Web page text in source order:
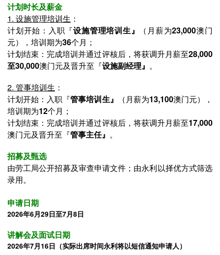
计划时长及薪金
1. 设施管理培训生 ：
计划开始：入职『设施管理培训生』 （月薪为23,000澳门
元），培训期为36个月；
计划结束：完成培训并通过评核后， 将获调升月薪至28,000
至30,000澳门元及晋升至『设施副经理』 。
2. 管事培训生 ：
计划开始：入职『管事培训生』 （月薪为13,100澳门元），
培训期为12个月；
计划结束： 完成培训并通过评核后， 将获调升月薪至17,000
澳门元及晋升至『管事主任』 。
招募及甄选
由劳工局公开招募及审查申请文件；由永利以择优方式筛选
录用。
申请日期
2026年6月29日至7月8日
讲解会及面试日期
2026年7月16日（实际出席时间永利将以短信通知申请人）